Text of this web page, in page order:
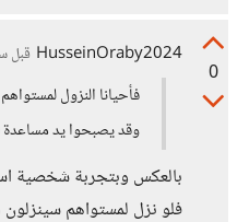
0
HusseinOraby2024 قبل
فأحيانا النزول
وقد يصبحوا يد مساعدة
بالعكس وبتجربة شخصية
فلو نزل لمستواهم